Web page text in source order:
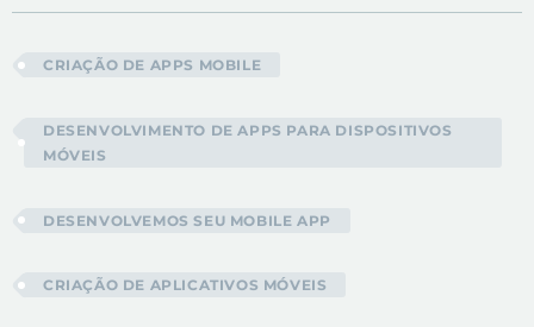
CRIAÇÃO DE APPS MOBILE
DESENVOLVIMENTO DE APPS PARA DISPOSITIVOS
MÓVEIS
DESENVOLVEMOS SEU MOBILE APP
CRIAÇÃO DE APLICATIVOS MÓVEIS